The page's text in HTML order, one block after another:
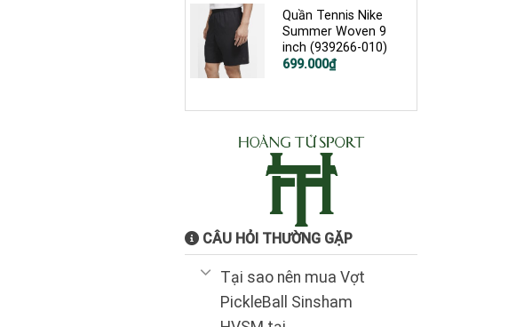
499.000₫.
Quần Tennis Nike
Summer Woven 9
inch (939266-010)
Giá
699.000₫
Giá
699.000₫.
CÂU HỎI THƯỜNG GẶP
Tại sao nên mua Vợt
PickleBall Sinsham